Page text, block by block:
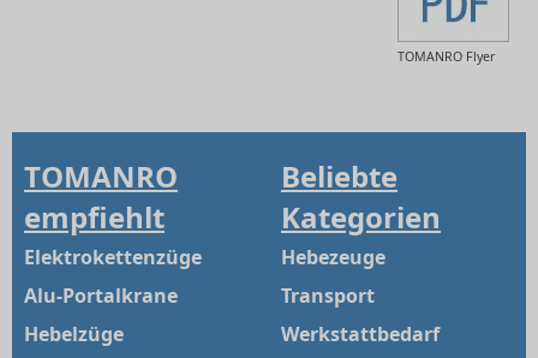
TOMANRO Flyer
TOMANRO
empfiehlt
Elektrokettenzüge
Alu-Portalkrane
Hebelzüge
Beliebte
Kategorien
Hebezeuge
Transport
Werkstattbedarf